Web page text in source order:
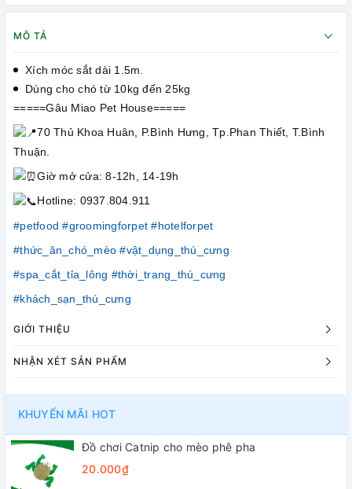
MÔ TẢ
Xích móc sắt dài 1.5m.
Dùng cho chó từ 10kg đến 25kg
=====Gâu Miao Pet House=====
70 Thủ Khoa Huân, P.Bình Hưng, Tp.Phan Thiết, T.Bình
Thuận.
Giờ mở cửa: 8-12h, 14-19h
Hotline: 0937.804.911
#petfood #groomingforpet #hotelforpet
#thức_ăn_chó_mèo #vật_dụng_thú_cưng
#spa_cắt_tỉa_lông #thời_trang_thú_cưng
#khách_sạn_thú_cưng
GIỚI THIỆU
NHẬN XÉT SẢN PHẨM
KHUYẾN MÃI HOT
Đồ chơi Catnip cho mèo phê pha
20.000₫